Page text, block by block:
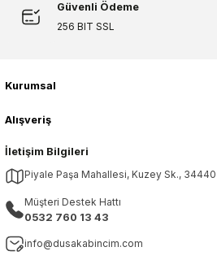
Güvenli Ödeme
256 BIT SSL
İletişim Bilgileri
Piyale Paşa Mahallesi, Kuzey Sk.,
Müşteri Destek Hattı
0532 760 13 43
info@dusakabincim.com
Kurumsal
Alışveriş